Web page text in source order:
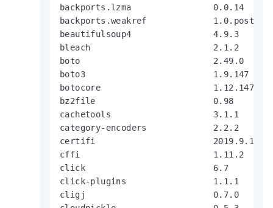
backports.lzma                0.0.14
backports.weakref             1.0.post1
beautifulsoup4                4.9.3
bleach                        2.1.2
boto                          2.49.0
boto3                         1.9.147
botocore                      1.12.147
bz2file                       0.98
cachetools                    3.1.1
category-encoders             2.2.2
certifi                       2019.9.11
cffi
click                         6.7
click-plugins                 1.1.1
cligj                         0.7.0